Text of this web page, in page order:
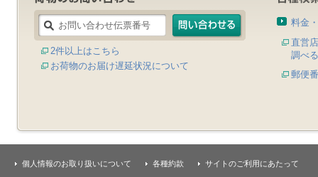
2件以上はこちら
お荷物のお届け遅延状況について
料金
直営
調べる
郵便
個人情報のお取り扱いについて 各種約款 サイトのご利用にあたって